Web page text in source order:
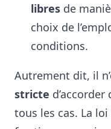
libres de
choix de
conditions.
Autrement dit, il
stricte
tous les cas. La